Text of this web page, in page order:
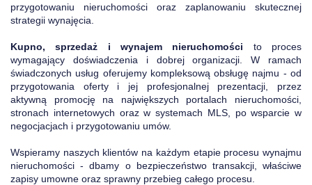
przygotowaniu nieruchomości oraz zaplanowaniu skutecznej
strategii wynajęcia.
Kupno, sprzedaż i wynajem nieruchomości to proces
wymagający doświadczenia i dobrej organizacji. W ramach
świadczonych usług oferujemy kompleksową obsługę najmu - od
przygotowania oferty i jej profesjonalnej prezentacji, przez
aktywną promocję na największych portalach nieruchomości,
stronach internetowych oraz w systemach MLS, po wsparcie w
negocjacjach i przygotowaniu umów.
Wspieramy naszych klientów na każdym etapie procesu wynajmu
nieruchomości - dbamy o bezpieczeństwo transakcji, właściwe
zapisy umowne oraz sprawny przebieg całego procesu.